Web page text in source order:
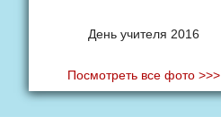
День учителя 2016
Посмотреть все фото >>>